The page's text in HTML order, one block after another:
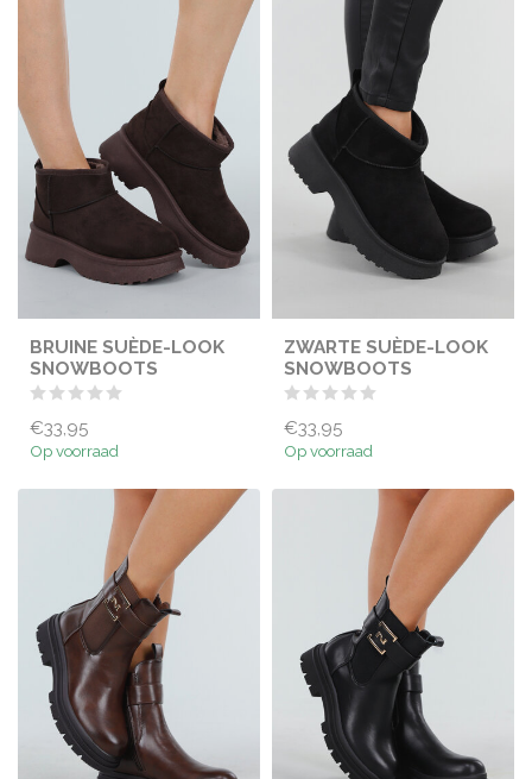
BRUINE SUÈDE-LOOK
SNOWBOOTS
€33,95
Op voorraad
ZWARTE SUÈDE-LOOK
SNOWBOOTS
€33,95
Op voorraad